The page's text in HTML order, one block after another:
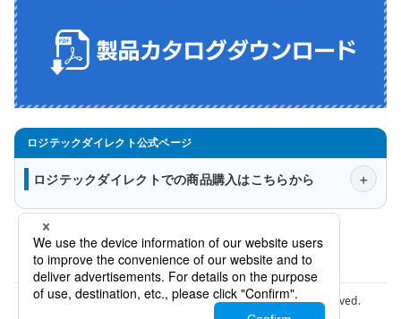
ロジテックダイレクトでの商品購入はこちらから
会社概要 法人様窓口
プライバシーポリシー
特定商取引法に関する表示について
Copyright © Logitec INA Solutions Co.,Ltd. All rights reserved.